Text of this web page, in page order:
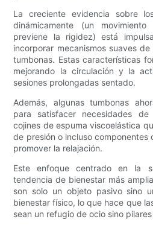
La creciente evidencia sobre
dinámicamente (un
previene la rigidez) está
incorporar mecanismos suaves
tumbonas. Estas características
mejorando la circulación y la
sesiones prolongadas sentado.
Además, algunas tumbonas
para satisfacer necesidades
cojines de espuma viscoelástica
de presión o incluso componentes
promover la relajación.
Este enfoque centrado en la
tendencia de bienestar más
son solo un objeto pasivo sino
bienestar físico, lo que hace que
sean un refugio de ocio sino